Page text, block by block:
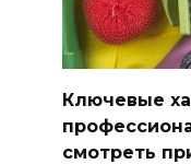
Ключевые
смотреть